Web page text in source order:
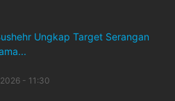
Ungkap Target Serangan
- 11:30